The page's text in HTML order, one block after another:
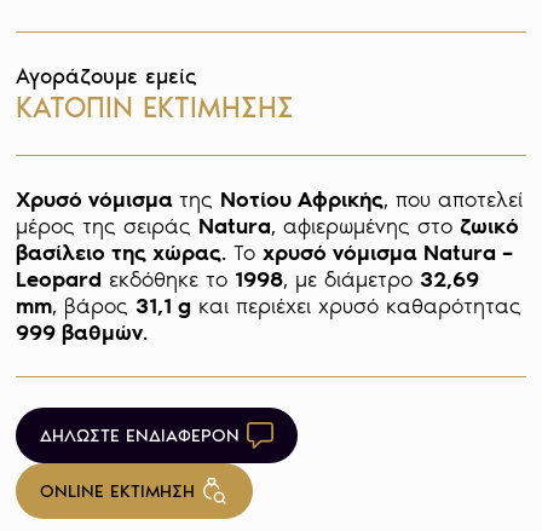
Αγοράζουμε εμείς
ΚΑΤΟΠΙΝ ΕΚΤΙΜΗΣΗΣ
Χρυσό νόμισμα της Νοτίου Αφρικής, που αποτελεί
μέρος της σειράς Natura, αφιερωμένης στο ζωικό
βασίλειο της χώρας. Το χρυσό νόμισμα Natura –
Leopard εκδόθηκε το 1998, με διάμετρο 32,69
mm, βάρος 31,1 g
999 βαθμών.
ΔΗΛΩΣΤΕ ΕΝΔΙΑΦΕΡΟΝ
ONLINE ΕΚΤΙΜΗΣΗ